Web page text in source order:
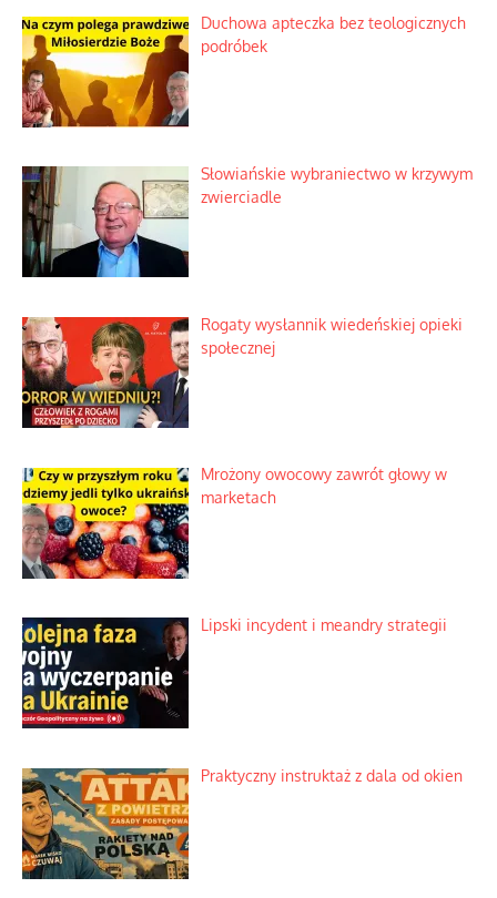
Duchowa apteczka bez teologicznych
podróbek
Słowiańskie wybraniectwo w krzywym
zwierciadle
Rogaty wysłannik wiedeńskiej opieki
społecznej
Mrożony owocowy zawrót głowy w
marketach
Lipski incydent i meandry strategii
Praktyczny instruktaż z dala od okien